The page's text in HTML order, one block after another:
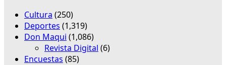
Cultura (250)
Deportes (1,319)
Don Maqui (1,086)
Revista Digital (6)
Encuestas (85)